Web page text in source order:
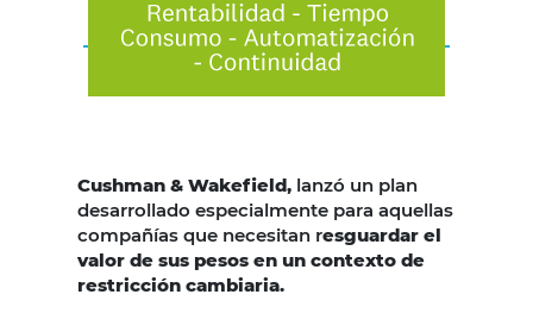
Cushman & Wakefield, lanzó un plan
desarrollado especialmente para aquellas
compañías que necesitan resguardar el
valor de sus pesos en un contexto de
restricción cambiaria.